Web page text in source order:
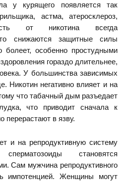
у курящего появляется так
астма, атеросклероз,
от никотина всегда
снижаются защитные силы
болеет, особенно простудными
гораздо длительнее,
У большинства зависимых
Никотин негативно влияет и на
что табачный дым разъедает
что приводит сначала к
перерастают в язву.
и на репродуктивную систему
становятся
Сам мужчина репродуктивного
импотенцией. Женщины могут